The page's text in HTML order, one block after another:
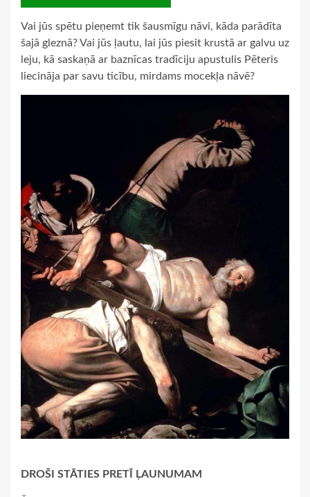
Vai jūs spētu pieņemt tik šausmīgu nāvi, kāda parādīta
šajā gleznā? Vai jūs ļautu, lai jūs piesit krustā ar galvu uz
leju, kā saskaņā ar baznīcas tradīciju apustulis Pēteris
liecināja par savu ticību, mirdams mocekļa nāvē?
DROŠI STĀTIES PRETĪ ĻAUNUMAM